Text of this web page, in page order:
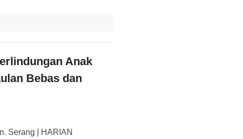
Anak
Bebas dan
Serang | HARIAN